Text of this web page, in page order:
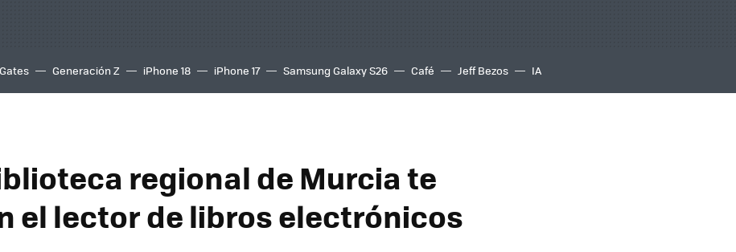
Generación Z iPhone 18 iPhone 17 Samsung Galaxy S26 Café Jeff Bezos IA
regional de Murcia te
el lector de libros electrónicos